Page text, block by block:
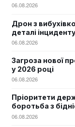
06.08.2026
Дрон з
деталі
06.08.2026
Загроза нової
у 2026 році
06.08.2026
Пріоритети
боротьба з
06.08.2026